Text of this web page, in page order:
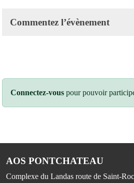
Commentez l’évènement
Connectez-vous pour pouvoir
AOS PONTCHATEAU
Complexe du Landas route de Saint-